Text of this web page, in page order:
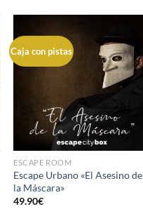
Caja con pistas
ESCAPE ROOM
Escape Urbano «El Asesino de
la Máscara»
49.90€